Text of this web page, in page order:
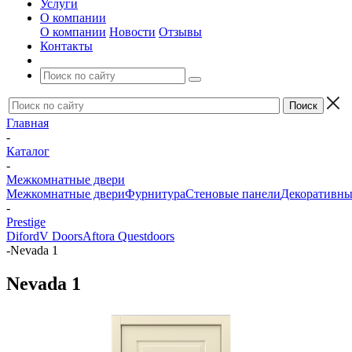
Услуги
О компании
О компании Новости Отзывы
Контакты
Главная
-
Каталог
-
Межкомнатные двери
Межкомнатные двериФурнитураСтеновые панели
-
Prestige
DifordV DoorsAftora Questdoors
-Nevada 1
Nevada 1